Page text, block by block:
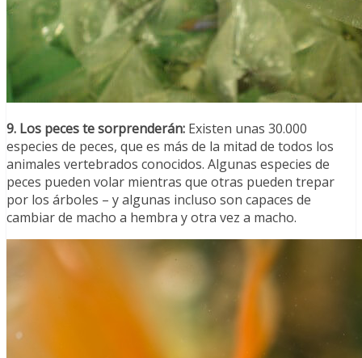
9. Los peces te sorprenderán: Existen unas 30.000
especies de peces, que es más de la mitad de todos los
animales vertebrados conocidos. Algunas especies de
peces pueden volar mientras que otras pueden trepar
por los árboles – y algunas incluso son capaces de
cambiar de macho a hembra y otra vez a macho.